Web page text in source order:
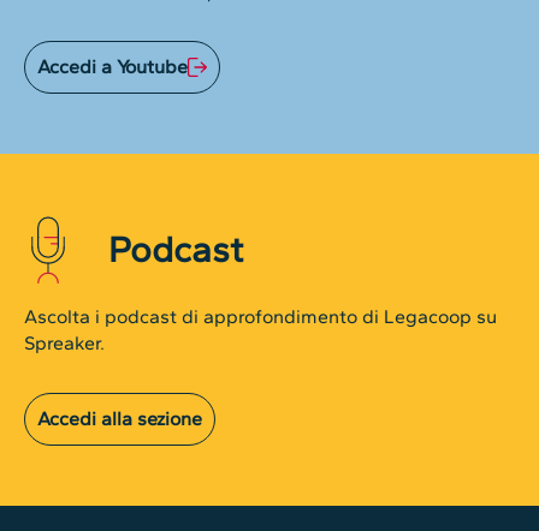
Accedi a Youtube
Podcast
Ascolta i podcast di approfondimento di Legacoop su
Spreaker.
Accedi alla sezione